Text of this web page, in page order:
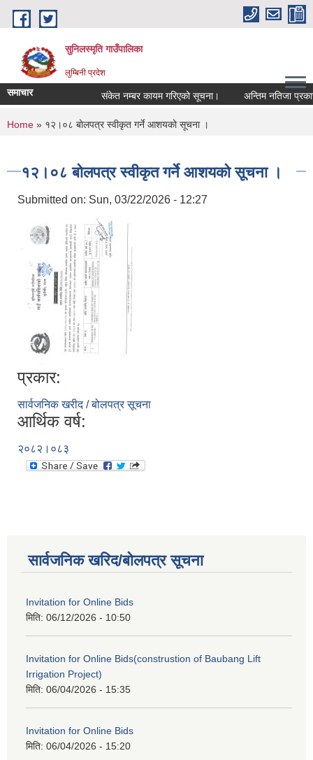
Skip to main content
सुनिलस्मृति गाउँपालिका
लुम्बिनी प्रदेश
समाचार संकेत नम्बर कायम गरिएको सूचना। अन्तिम नतिजा प्रकासन
You are here
Home » १२।०८ बोलपत्र स्वीकृत गर्ने आशयको सूचना ।
१२।०८ बोलपत्र स्वीकृत गर्ने आशयको सूचना ।
Submitted on: Sun, 03/22/2026 - 12:27
प्रकार:
सार्वजनिक खरीद / बोलपत्र सूचना
आर्थिक वर्ष:
२०८२।०८३
सार्वजनिक खरिद/बोलपत्र सूचना
Invitation for Online Bids
मिति: 06/12/2026 - 10:50
Invitation for Online Bids(construstion of Baubang Lift
Irrigation Project)
मिति: 06/04/2026 - 15:35
Invitation for Online Bids
मिति: 06/04/2026 - 15:20